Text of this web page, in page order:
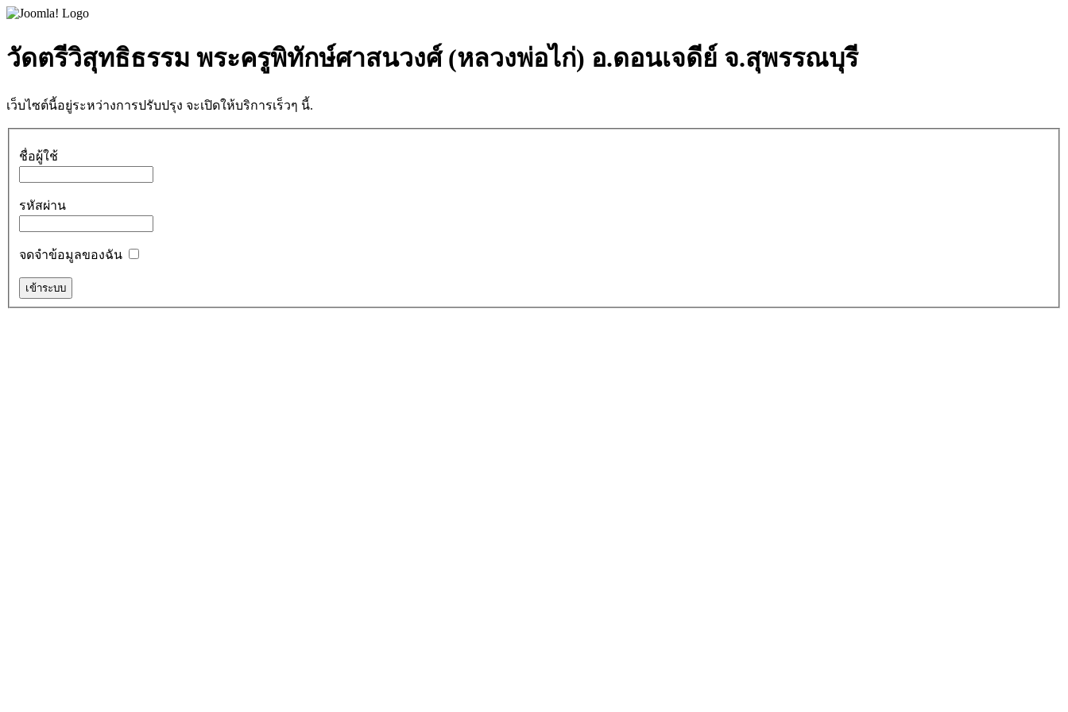
วัดตรีวิสุทธิธรรม พระครูพิทักษ์ศาสนวงศ์ (หลวงพ่อไก่) อ.ดอนเจดีย์ จ.สุพรรณบุรี
เว็บไซต์นี้อยู่ระหว่างการปรับปรุง จะเปิดให้บริการเร็วๆ นี้.
ชื่อผู้ใช้
รหัสผ่าน
จดจำข้อมูลของฉัน